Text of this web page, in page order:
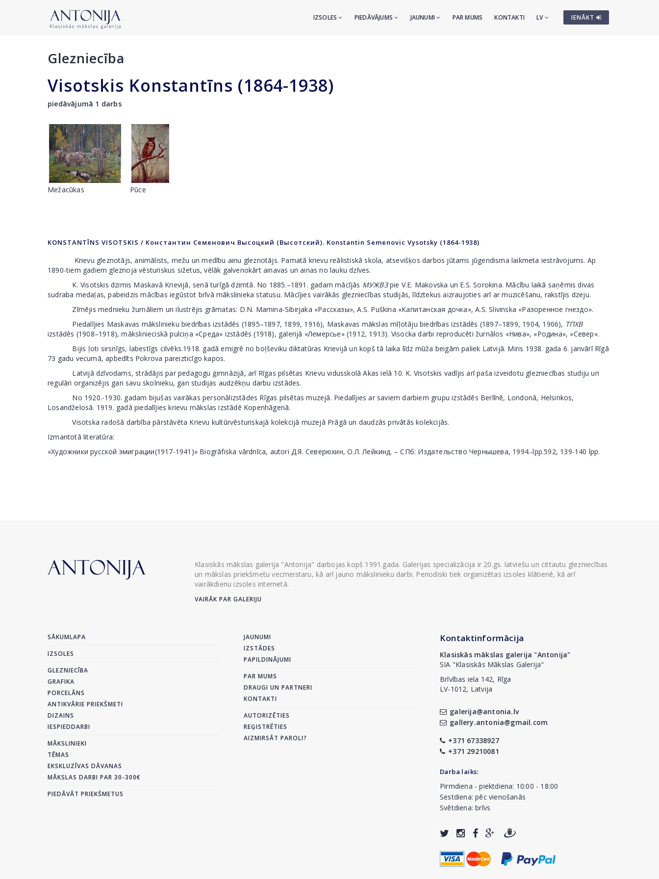
IENĀKT
IZSOLES PIEDĀVĀJUMS JAUNUMI PAR MUMS KONTAKTI LV
Glezniecība
Visotskis Konstantīns (1864-1938)
piedāvājumā 1 darbs
Mežacūkas Pūce
KONSTANTĪNS VISOTSKIS / Константин Семенович Высоцкий (Высотский). Konstantin Semenovic Vysotsky (1864-1938)
Krievu gleznotājs, animālists, mežu un medību ainu gleznotājs. Pamatā krievu reālistiskā skola, atsevišķos darbos jūtams jūgendisma laikmeta iestrāvojums. Ap
1890-tiem gadiem gleznoja vēsturiskus sižetus, vēlāk galvenokārt ainavas un ainas no lauku dzīves.
K. Visotskis dzimis Maskavā Krievijā, senā turīgā dzimtā. No 1885.–1891. gadam mācījās МУЖВЗpie V.E. Makovska un E.S. Sorokina. Mācību laikā saņēmis divas
sudraba medaļas, pabeidzis mācības iegūstot brīvā mākslinieka statusu. Mācījies vairākās glezniecības studijās, līdztekus aizraujoties arī ar muzicēšanu, rakstījis dzeju.
Zīmējis mednieku žurnāliem un ilustrējis grāmatas: D.N. Mamina-Sibirjaka «Рассказы», A.S. Puškina «Капитанская дочка», А.S. Slivinska «Разоренное гнездо».
Piedalījies Maskavas mākslinieku biedrības izstādēs (1895–1897, 1899, 1916), Maskavas mākslas mīļotāju biedrības izstādēs (1897–1899, 1904, 1906), ТПХВ
izstādēs (1908–1918), mākslinieciskā pulciņa «Среда» izstādēs (1918), galerijā «Лемерсье» (1912, 1913). Visocka darbi reproducēti žurnālos «Нива», «Родина», «Север».
Bijis ļoti sirsnīgs, labestīgs cilvēks.1918. gadā emigrē no boļševiku diktatūras Krievijā un kopš tā laika līdz mūža beigām paliek Latvijā. Miris 1938. gada 6. janvārī Rīgā
73 gadu vecumā, apbedīts Pokrova pareizticīgo kapos.
Latvijā dzīvodams, strādājis par pedagogu ģimnāzijā, arī Rīgas pilsētas Krievu vidusskolā Akas ielā 10. K. Visotskis vadījis arī paša izveidotu glezniecības studiju un
regulāri organizējis gan savu skolnieku, gan studijas audzēkņu darbu izstādes.
No 1920.-1930. gadam bijušas vairākas personālizstādes Rīgas pilsētas muzejā. Piedalījies ar saviem darbiem grupu izstādēs Berlīnē, Londonā, Helsinkos,
Losandželosā. 1919. gadā piedalījies krievu mākslas izstādē Kopenhāgenā.
Visotska radošā darbība pārstāvēta Krievu kultūrvēsturiskajā kolekcijā muzejā Prāgā un daudzās privātās kolekcijās.
Izmantotā literatūra:
«Художники русской эмиграции(1917-1941)» Biogrāfiska vārdnīca, autori Д.Я. Северюхин, О.Л. Лейкинд. – СПб: Издательство Чернышева, 1994.-lpp.592, 139-140 lpp.
Klasiskās mākslas galerija "Antonija" darbojas kopš 1991.gada. Galerijas specializācija ir 20.gs. latviešu un cittautu glezniecības
un mākslas priekšmetu vecmeistaru, kā arī jauno mākslinieku darbi. Periodiski tiek organizētas izsoles klātienē, kā arī
vairākdienu izsoles internetā.
VAIRĀK PAR GALERIJU
SĀKUMLAPA
IZSOLES
GLEZNIECĪBA
GRAFIKA
PORCELĀNS
ANTIKVĀRIE PRIEKŠMETI
DIZAINS
IESPIEDDARBI
MĀKSLINIEKI
TĒMAS
EKSKLUZĪVAS DĀVANAS
MĀKSLAS DARBI PAR 30-300€
PIEDĀVĀT PRIEKŠMETUS
JAUNUMI
IZSTĀDES
PAPILDINĀJUMI
PAR MUMS
DRAUGI UN PARTNERI
KONTAKTI
AUTORIZĒTIES
REĢISTRĒTIES
AIZMIRSĀT PAROLI?
Kontaktinformācija
Klasiskās mākslas galerija "Antonija"
SIA "Klasiskās Mākslas Galerija"
Brīvības iela 142, Rīga
LV-1012, Latvija
galerija@antonia.lv
gallery.antonia@gmail.com
+371 67338927
+371 29210081
Darba laiks:
Pirmdiena - piektdiena: 10:00 - 18:00
Sestdiena: pēc vienošanās
Svētdiena: brīvs